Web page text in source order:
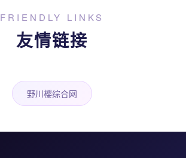
FRIENDLY LINKS
友情链接
野川樱综合网